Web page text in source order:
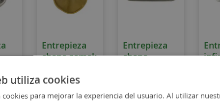
Entrepieza
chapa zamak
redonda 18
mm
Entrepieza
chapa
utiliza cookies
cookies para mejorar la experiencia del usuario. Al utilizar